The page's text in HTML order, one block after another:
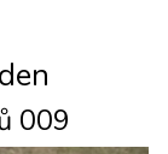
009